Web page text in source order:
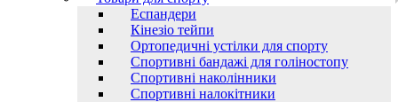
Еспандери
Кінезіо тейпи
Ортопедичні устілки для спорту
Спортивні бандажі для голіностопу
Спортивні наколінники
Спортивні налокітники